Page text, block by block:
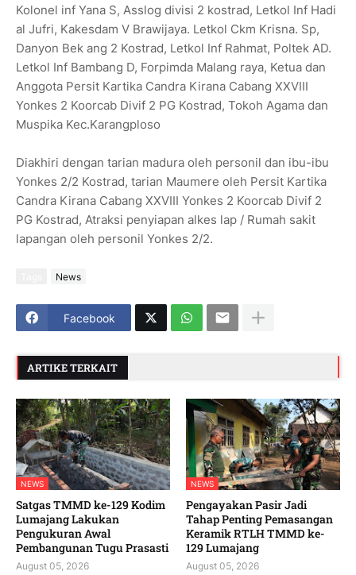
Kolonel inf Yana S, Asslog divisi 2 kostrad, Letkol Inf Hadi
al Jufri, Kakesdam V Brawijaya. Letkol Ckm Krisna. Sp,
Danyon Bek ang 2 Kostrad, Letkol Inf Rahmat, Poltek AD.
Letkol Inf Bambang D, Forpimda Malang raya, Ketua dan
Anggota Persit Kartika Candra Kirana Cabang XXVIII
Yonkes 2 Koorcab Divif 2 PG Kostrad, Tokoh Agama dan
Muspika Kec.Karangploso
Diakhiri dengan tarian madura oleh personil dan ibu-ibu
Yonkes 2/2 Kostrad, tarian Maumere oleh Persit Kartika
Candra Kirana Cabang XXVIII Yonkes 2 Koorcab Divif 2
PG Kostrad, Atraksi penyiapan alkes lap / Rumah sakit
lapangan oleh personil Yonkes 2/2.
News
Facebook
ARTIKE TERKAIT
NEWS
Satgas TMMD ke-129 Kodim
Lumajang Lakukan
Pengukuran Awal
Pembangunan Tugu Prasasti
August 05, 2026
NEWS
Pengayakan Pasir Jadi
Tahap Penting Pemasangan
Keramik RTLH TMMD ke-
129 Lumajang
August 05, 2026